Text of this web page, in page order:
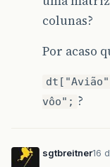
colunas?
Por acaso
vôo"; ?
sgtbreitner16